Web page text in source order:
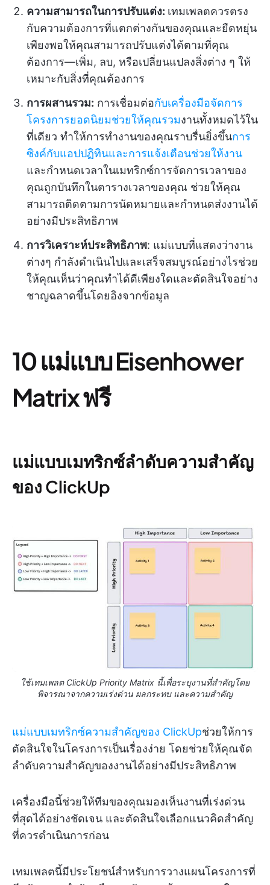
ความสามารถในการปรับแต่ง: เทมเพลตควรตรง
กับความต้องการที่แตกต่างกันของคุณและยืดหยุ่น
เพียงพอให้คุณสามารถปรับแต่งได้ตามที่คุณ
ต้องการ—เพิ่ม, ลบ, หรือเปลี่ยนแปลงสิ่งต่าง ๆ ให้
เหมาะกับสิ่งที่คุณต้องการ
การผสานรวม: การเชื่อมต่อกับเครื่องมือจัดการ
โครงการยอดนิยมช่วยให้คุณรวมงานทั้งหมดไว้ใน
ที่เดียว ทำให้การทำงานของคุณราบรื่นยิ่งขึ้นการ
ซิงค์กับแอปปฏิทินและการแจ้งเตือนช่วยให้งาน
และกำหนดเวลาในเมทริกซ์การจัดการเวลาของ
คุณถูกบันทึกในตารางเวลาของคุณ ช่วยให้คุณ
สามารถติดตามการนัดหมายและกำหนดส่งงานได้
อย่างมีประสิทธิภาพ
การวิเคราะห์ประสิทธิภาพ: แม่แบบที่แสดงว่างาน
ต่างๆ กำลังดำเนินไปและเสร็จสมบูรณ์อย่างไรช่วย
ให้คุณเห็นว่าคุณทำได้ดีเพียงใดและตัดสินใจอย่าง
ชาญฉลาดขึ้นโดยอิงจากข้อมูล
10 แม่แบบ Eisenhower
Matrix ฟรี
แม่แบบเมทริกซ์ลำดับความสำคัญ
ของ ClickUp
ใช้เทมเพลต ClickUp Priority Matrix นี้เพื่อระบุงานที่สำคัญโดย
พิจารณาจากความเร่งด่วน ผลกระทบ และความสำคัญ
แม่แบบเมทริกซ์ความสำคัญของ ClickUpช่วยให้การ
ตัดสินใจในโครงการเป็นเรื่องง่าย โดยช่วยให้คุณจัด
ลำดับความสำคัญของงานได้อย่างมีประสิทธิภาพ
เครื่องมือนี้ช่วยให้ทีมของคุณมองเห็นงานที่เร่งด่วน
ที่สุดได้อย่างชัดเจน และตัดสินใจเลือกแนวคิดสำคัญ
ที่ควรดำเนินการก่อน
เทมเพลตนี้มีประโยชน์สำหรับการวางแผนโครงการที่